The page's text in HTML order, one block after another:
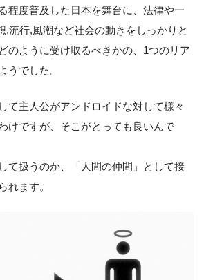
程度普及した日本を舞台に、法律や一
,流行,風潮など社会の動きをしっかりと
のように受け取るべきかの、1つのリア
うでした。
て主人公がアンドロイドな対して様々
けですが、そこがとっても良いんで
て扱うのか、「人間の仲間」として接
れます。